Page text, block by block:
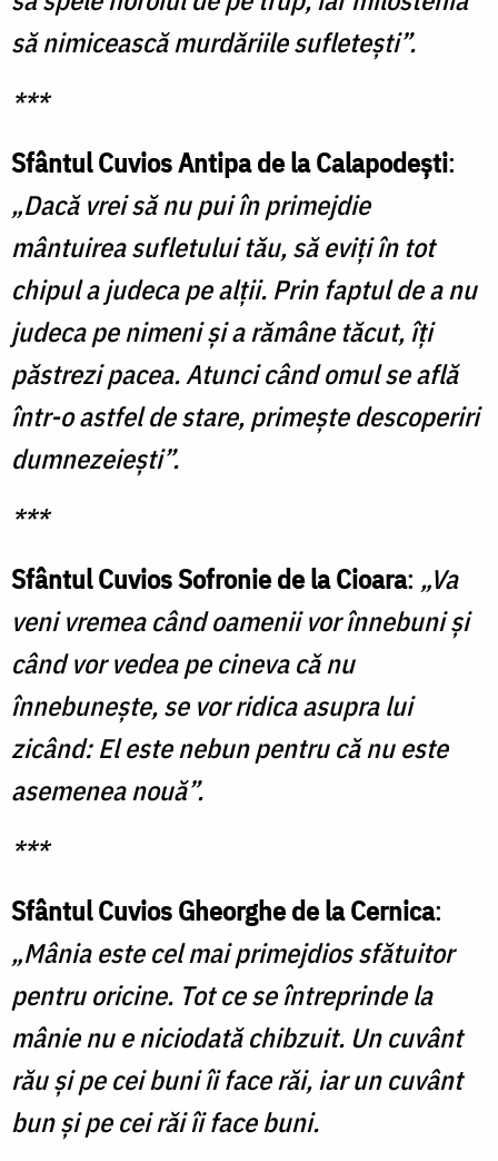
să nimicească murdăriile sufleteşti”.
***
Sfântul Cuvios Antipa de la Calapodeşti:
„Dacă vrei să nu pui în primejdie
mântuirea sufletului tău, să eviţi în tot
chipul a judeca pe alţii. Prin faptul de a nu
judeca pe nimeni şi a rămâne tăcut, îţi
păstrezi pacea. Atunci când omul se află
într-o astfel de stare, primeşte descoperiri
dumnezeieşti”.
***
Sfântul Cuvios Sofronie de la Cioara: „Va
veni vremea când oamenii vor înnebuni şi
când vor vedea pe cineva că nu
înnebuneşte, se vor ridica asupra lui
zicând: El este nebun pentru că nu este
asemenea nouă”.
***
Sfântul Cuvios Gheorghe de la Cernica:
„Mânia este cel mai primejdios sfătuitor
pentru oricine. Tot ce se întreprinde la
mânie nu e niciodată chibzuit. Un cuvânt
rău şi pe cei buni îi face răi, iar un cuvânt
bun şi pe cei răi îi face buni.